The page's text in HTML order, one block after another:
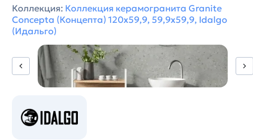
Коллекция: Коллекция керамогранита Granite
Concepta (Концепта) 120х59,9, 59,9х59,9, Idalgo
(Идальго)